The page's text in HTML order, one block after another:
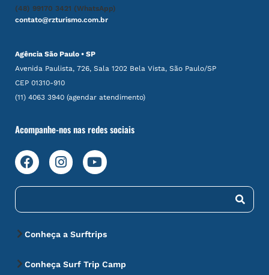
(48) 99170 3421 (WhatsApp)
contato@rzturismo.com.br
Agência São Paulo • SP
Avenida Paulista, 726, Sala 1202 Bela Vista, São Paulo/SP
CEP 01310-910
(11) 4063 3940 (agendar atendimento)
Acompanhe-nos nas redes sociais
Conheça a Surftrips
Conheça Surf Trip Camp